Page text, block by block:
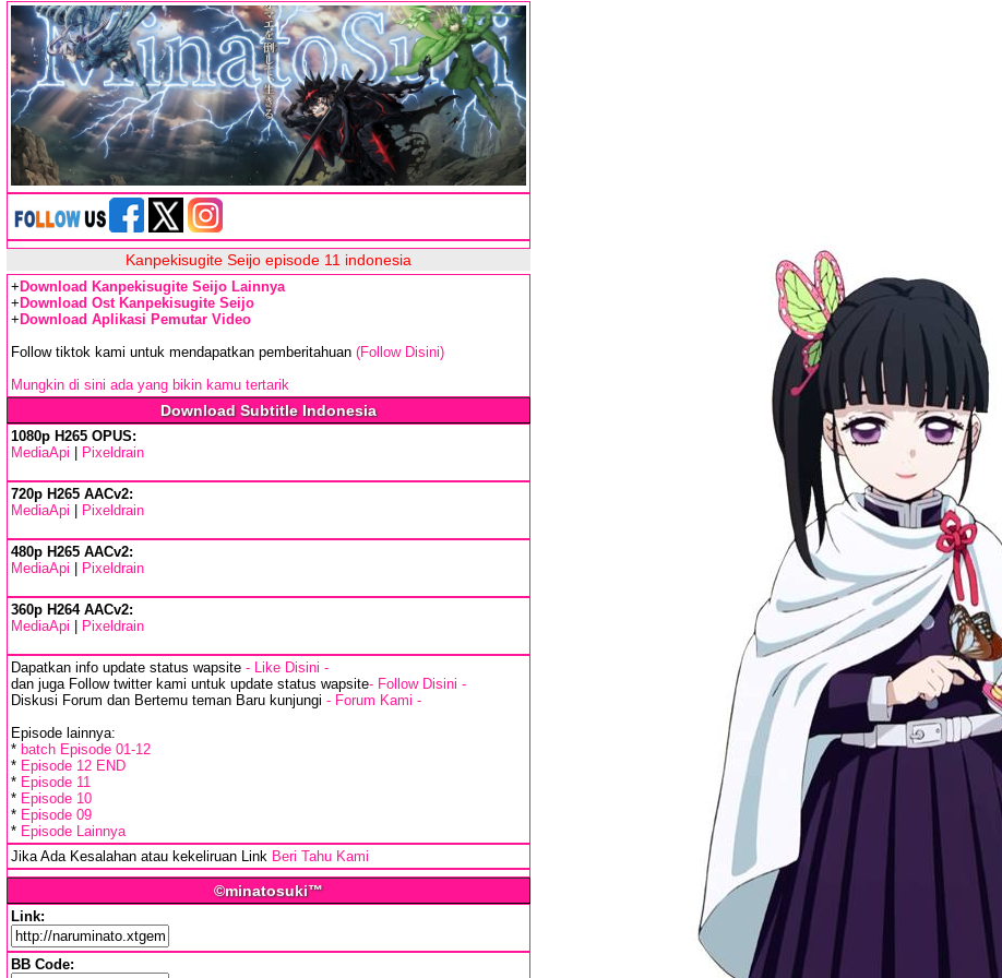
Kanpekisugite Seijo episode 11 indonesia
+ Download Kanpekisugite Seijo Lainnya
+ Download Ost Kanpekisugite Seijo
+ Download Aplikasi Pemutar Video
Follow tiktok kami untuk mendapatkan pemberitahuan (Follow Disini)
Mungkin di sini ada yang bikin kamu tertarik
Download Subtitle Indonesia
1080p H265 OPUS:
MediaApi
Pixeldrain
720p H265 AACv2:
MediaApi
Pixeldrain
480p H265 AACv2:
MediaApi
Pixeldrain
360p H264 AACv2:
MediaApi
Pixeldrain
Dapatkan info update status wapsite - Like Disini -
dan juga Follow twitter kami untuk update status wapsite- Follow Disini -
Diskusi Forum dan Bertemu teman Baru kunjungi - Forum Kami -
Episode lainnya:
* batch Episode 01-12
* Episode 12 END
* Episode 11
* Episode 10
* Episode 09
* Episode Lainnya
Jika Ada Kesalahan atau kekeliruan Link Beri Tahu Kami
©minatosuki™
Link:
BB Code: